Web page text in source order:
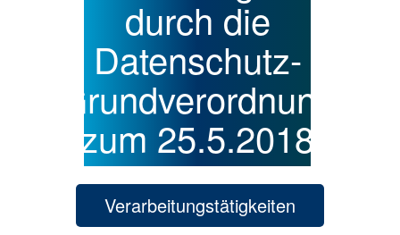
durch die
Datenschutz-
Grundverordnung
zum 25.5.2018
Verarbeitungstätigkeiten